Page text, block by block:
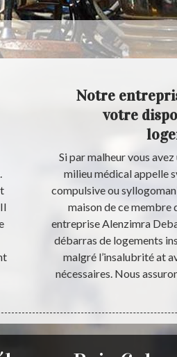
Notre
votre
Si par malheur vous
milieu médical appelle
compulsive ou
maison de ce membre
entreprise Alenzimra
débarras de logements
malgré l’insalubrité at
nécessaires. Nous